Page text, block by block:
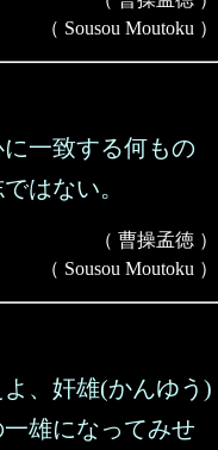
（ Sousou Moutoku ）
一致する何もの
はない。
（ 曹操孟徳 ）
（ Sousou Moutoku ）
、奸雄(かんゆう)
雄になってみせ